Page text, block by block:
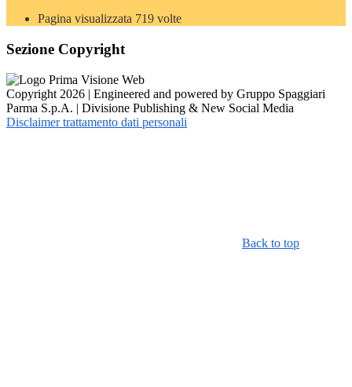
Pagina visualizzata 719 volte
Sezione Copyright
Copyright 2026 | Engineered and powered by Gruppo Spaggiari
Parma S.p.A. | Divisione Publishing & New Social Media
Disclaimer trattamento dati personali
Back to top